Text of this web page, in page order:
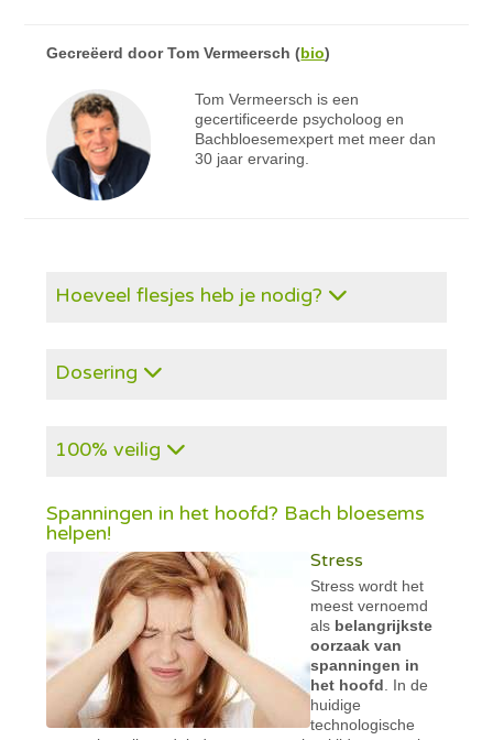
Gecreëerd doorTom Vermeersch (bio)
Tom Vermeersch is een
gecertificeerde psycholoog en
Bachbloesemexpert met meer dan
30 jaar ervaring.
Hoeveel flesjes heb je nodig?
Dosering
100% veilig
Spanningen in het hoofd? Bach bloesems
helpen!
Stress
Stress wordt het
meest vernoemd
als belangrijkste
oorzaak van
spanningen in
het hoofd . In de
huidige
technologische